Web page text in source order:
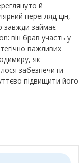
й
перегляд цін,
завжди займає
він брав участь у
важливих
як
забезпечити
підвищити його